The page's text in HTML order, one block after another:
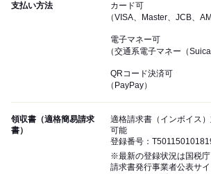
支払い方法
カード可
（VISA、Master、JCB、
電子マネー可
（交通系電子マネー（Suica
QRコード決済可
（PayPay）
領収書（適格簡易請求
書）
適格請求書（インボイス
可能
登録番号：
※最新の登録状況は国税
請求書発行事業者公表サ